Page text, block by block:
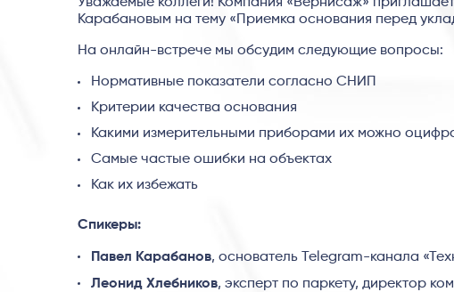
Карабановым на тему «Приемка основания перед
На онлайн-встрече мы обсудим следующие вопросы:
Нормативные показатели согласно СНИП
Критерии качества основания
Какими измерительными приборами их можно
Самые частые ошибки на объектах
Как их избежать
Спикеры:
Павел Карабанов, основатель Telegram-канала
Леонид Хлебников, эксперт по паркету, директор